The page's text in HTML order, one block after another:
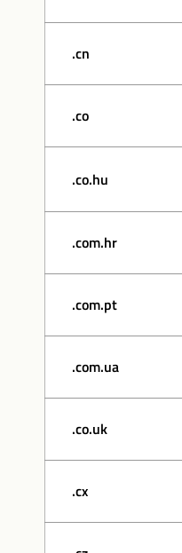
.cn
.co
.co.hu
.com.hr
.com.pt
.com.ua
.co.uk
.cx